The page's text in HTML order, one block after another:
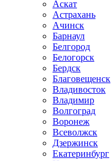
Аскат
Астрахань
Ачинск
Барнаул
Белгород
Белогорск
Бердск
Благовещенск
Владивосток
Владимир
Волгоград
Воронеж
Всеволжск
Дзержинск
Екатеринбург